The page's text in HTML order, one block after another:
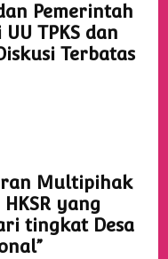
Pemerintah
TPKS dan
Terbatas
Multipihak
yang
tingkat Desa